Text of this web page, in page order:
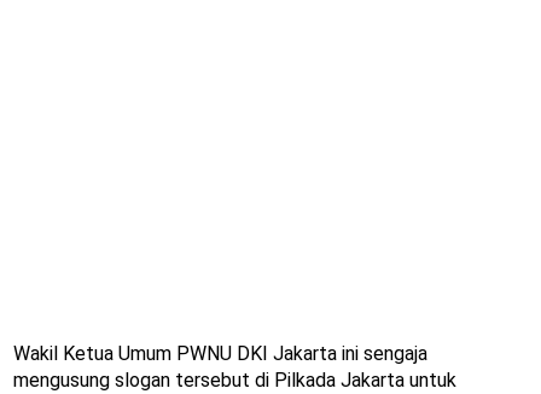
Wakil Ketua Umum PWNU DKI Jakarta ini sengaja
mengusung slogan tersebut di Pilkada Jakarta untuk